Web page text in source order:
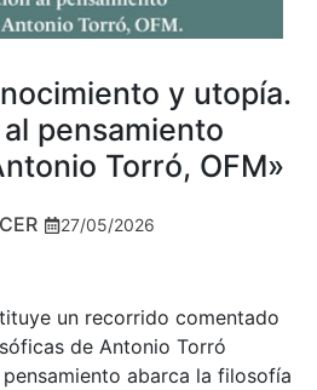
y utopía.
pensamiento
Torró, OFM»
27/05/2026
un recorrido comentado
de Antonio Torró
pensamiento abarca la filosofía